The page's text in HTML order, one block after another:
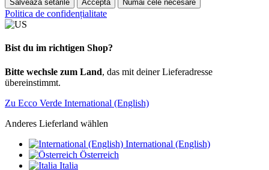
Salvează setările Acceptă Numai cele necesare
Politica de confidențialitate
Bist du im richtigen Shop?
Bitte wechsle zum Land, das mit deiner Lieferadresse
übereinstimmt.
Zu Ecco Verde International (English)
Anderes Lieferland wählen
International (English)
Österreich
Italia